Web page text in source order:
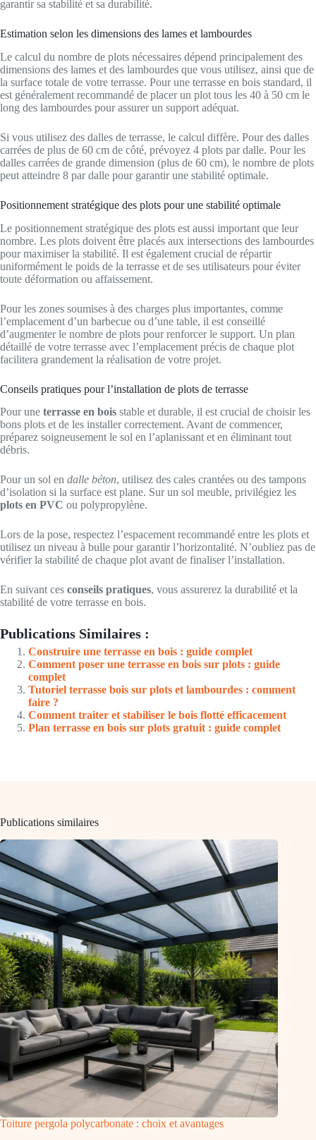
garantir sa stabilité et sa durabilité.
Estimation selon les dimensions des lames et lambourdes
Le calcul du nombre de plots nécessaires dépend principalement des
dimensions des lames et des lambourdes que vous utilisez, ainsi que de
la surface totale de votre terrasse. Pour une terrasse en bois standard, il
est généralement recommandé de placer un plot tous les 40 à 50 cm le
long des lambourdes pour assurer un support adéquat.
Si vous utilisez des dalles de terrasse, le calcul diffère. Pour des dalles
carrées de plus de 60 cm de côté, prévoyez 4 plots par dalle. Pour les
dalles carrées de grande dimension (plus de 60 cm), le nombre de plots
peut atteindre 8 par dalle pour garantir une stabilité optimale.
Positionnement stratégique des plots pour une stabilité optimale
Le positionnement stratégique des plots est aussi important que leur
nombre. Les plots doivent être placés aux intersections des lambourdes
pour maximiser la stabilité. Il est également crucial de répartir
uniformément le poids de la terrasse et de ses utilisateurs pour éviter
toute déformation ou affaissement.
Pour les zones soumises à des charges plus importantes, comme
l’emplacement d’un barbecue ou d’une table, il est conseillé
d’augmenter le nombre de plots pour renforcer le support. Un plan
détaillé de votre terrasse avec l’emplacement précis de chaque plot
facilitera grandement la réalisation de votre projet.
Conseils pratiques pour l’installation de plots de terrasse
Pour une terrasse en bois stable et durable, il est crucial de choisir les
bons plots et de les installer correctement. Avant de commencer,
préparez soigneusement le sol en l’aplanissant et en éliminant tout
débris.
Pour un sol en dalle béton, utilisez des cales crantées ou des tampons
d’isolation si la surface est plane. Sur un sol meuble, privilégiez les
plots en PVC ou polypropylène.
Lors de la pose, respectez l’espacement recommandé entre les plots et
utilisez un niveau à bulle pour garantir l’horizontalité. N’oubliez pas de
vérifier la stabilité de chaque plot avant de finaliser l’installation.
En suivant ces conseils pratiques, vous assurerez la durabilité et la
stabilité de votre terrasse en bois.
Publications Similaires :
Construire une terrasse en bois : guide complet
Comment poser une terrasse en bois sur plots : guide
complet
Tutoriel terrasse bois sur plots et lambourdes : comment
faire ?
Comment traiter et stabiliser le bois flotté efficacement
Plan terrasse en bois sur plots gratuit : guide complet
Publications similaires
Toiture pergola polycarbonate : choix et avantages